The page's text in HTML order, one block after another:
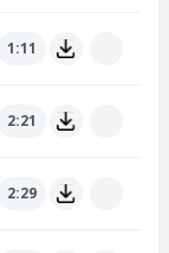
1:11
2:21
2:29